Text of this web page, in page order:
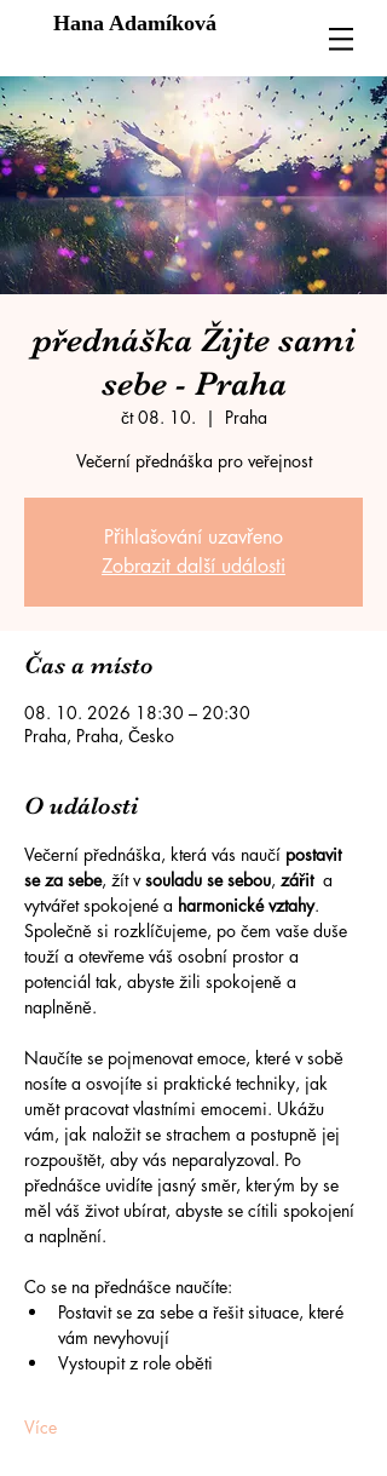
Hana Adamíková
přednáška Žijte sami
sebe - Praha
čt 08. 10.
  |
Praha
Večerní přednáška pro veřejnost
Přihlašování uzavřeno
Zobrazit další události
Čas a místo
08. 10. 2026 18:30 – 20:30
Praha, Praha, Česko
O události
Večerní přednáška, která vás naučí postavit
se za sebe, žít v souladu se sebou, zářit
  a
vytvářet spokojené a harmonické vztahy.
Společně si rozklíčujeme, po čem vaše duše
touží a otevřeme váš osobní prostor a
potenciál tak, abyste žili spokojeně a
naplněně.
Naučíte se pojmenovat emoce, které v sobě
nosíte a osvojíte si praktické techniky, jak
umět pracovat vlastními emocemi. Ukážu
vám, jak naložit se strachem a postupně jej
rozpouštět, aby vás neparalyzoval. Po
přednášce uvidíte jasný směr, kterým by se
měl váš život ubírat, abyste se cítili spokojení
a naplnění.
Co se na přednášce naučíte:
Postavit se za sebe a řešit situace, které
vám nevyhovují
Vystoupit z role oběti
Více